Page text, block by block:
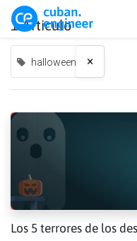
1 Articulo
halloween ×
Los 5 terrores de los